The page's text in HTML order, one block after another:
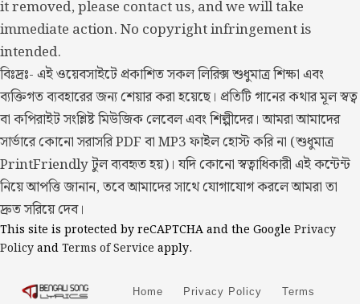
it removed, please contact us, and we will take
immediate action. No copyright infringement is
intended.
বিঃদ্রঃ- এই ওয়েবসাইটে প্রকাশিত সকল লিরিক্স শুধুমাত্র শিক্ষা এবং
ব্যক্তিগত ব্যবহারের জন্য শেয়ার করা হয়েছে। প্রতিটি গানের কথার মূল স্বত্ব
বা কপিরাইট সংশ্লিষ্ট মিউজিক লেবেল এবং শিল্পীদের। আমরা আমাদের
সার্ভারে কোনো সরাসরি PDF বা MP3 ফাইল হোস্ট করি না (শুধুমাত্র
PrintFriendly টুল ব্যবহৃত হয়)। যদি কোনো স্বত্বাধিকারী এই কন্টেন্ট
নিয়ে আপত্তি জানান, তবে আমাদের সাথে যোগাযোগ করলে আমরা তা
দ্রুত সরিয়ে দেব।
This site is protected by reCAPTCHA and the Google Privacy
PolicyandTerms of Service apply.
Home Privacy Policy
Terms